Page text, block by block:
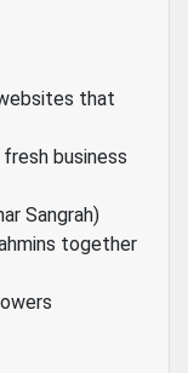
that
business
Sangrah)
together